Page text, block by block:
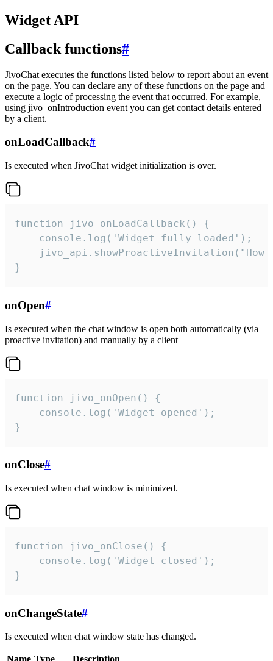
Widget API
Callback functions#
JivoChat executes the functions listed below to report about an event
on the page. You can declare any of these functions on the page and
execute a logic of processing the event that occurred. For example,
using jivo_onIntroduction event you can get contact details entered
by a client.
onLoadCallback#
Is executed when JivoChat widget initialization is over.
function jivo_onLoadCallback() {
    console.log('Widget fully loaded');
jivo_api.showProactiveInvitation("How
}
onOpen#
Is executed when the chat window is open both automatically (via
proactive invitation) and manually by a client
function jivo_onOpen() {
    console.log('Widget opened');
}
onClose#
Is executed when chat window is minimized.
function jivo_onClose() {
    console.log('Widget closed');
}
onChangeState#
Is executed when chat window state has changed.